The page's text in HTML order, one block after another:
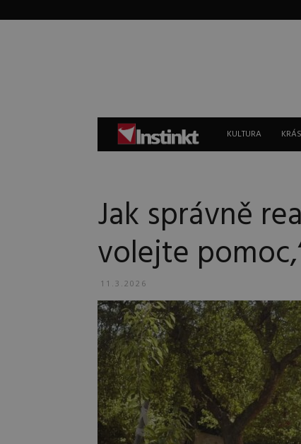
Instinkt
KULTURA
Jak správně
volejte
11.3.2026